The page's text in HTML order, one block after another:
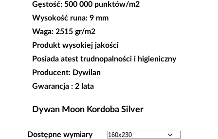
300,00 zł
950,00 zł
Gęstość: 500 000 punktów/m2
Wysokość runa: 9 mm
Waga: 2515 gr/m2
Produkt wysokiej jakości
Posiada atest trudnopalności i higieniczny
Producent: Dywilan
Gwarancja : 2 lata
Dywan Moon Kordoba Silver
Dostępne wymiary